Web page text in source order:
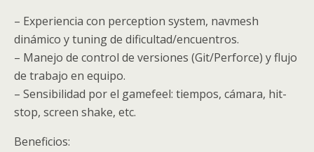
– Experiencia con perception system, navmesh
dinámico y tuning de dificultad/encuentros.
– Manejo de control de versiones (Git/Perforce) y flujo
de trabajo en equipo.
– Sensibilidad por el gamefeel: tiempos, cámara, hit-
stop, screen shake, etc.
Beneficios: